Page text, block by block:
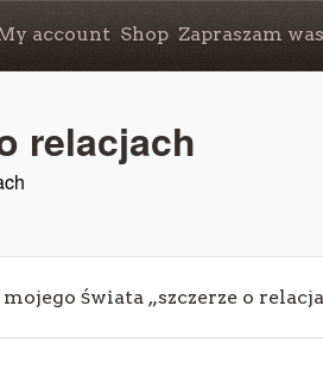
account Shop Zapraszam
relacjach
świata „szczerze o